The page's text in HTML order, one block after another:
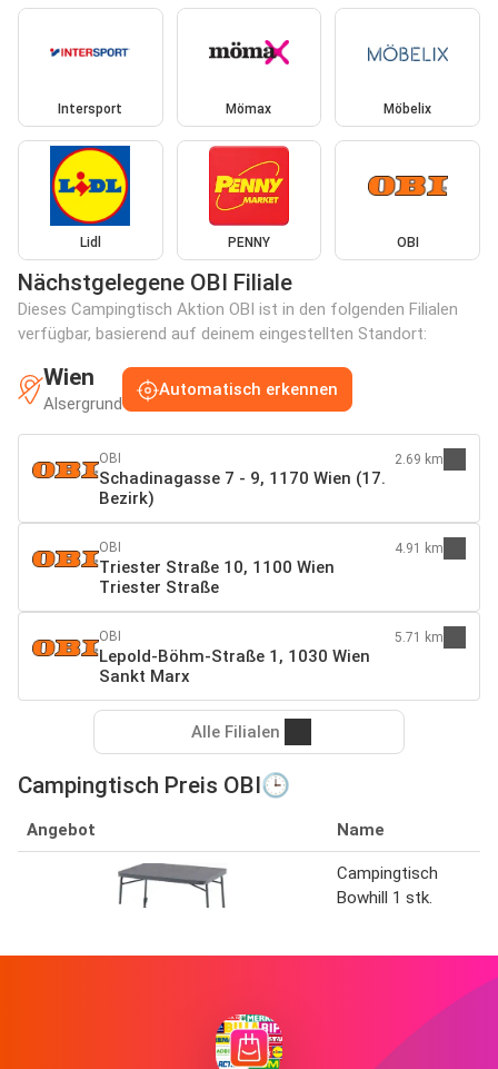
Intersport Mömax Möbelix
Lidl PENNY OBI
Nächstgelegene OBI Filiale
Dieses Campingtisch Aktion OBI ist in den folgenden Filialen
verfügbar, basierend auf deinem eingestellten Standort:
Wien
Alsergrund
Automatisch erkennen
OBI
Schadinagasse 7 - 9, 1170 Wien (17.
Bezirk)
2.69 km
OBI
Triester Straße 10, 1100 Wien
Triester Straße
4.91 km
OBI
Lepold-Böhm-Straße 1, 1030 Wien
Sankt Marx
5.71 km
Alle Filialen
Campingtisch Preis OBI🕒
Angebot Name
Campingtisch
Bowhill 1 stk.